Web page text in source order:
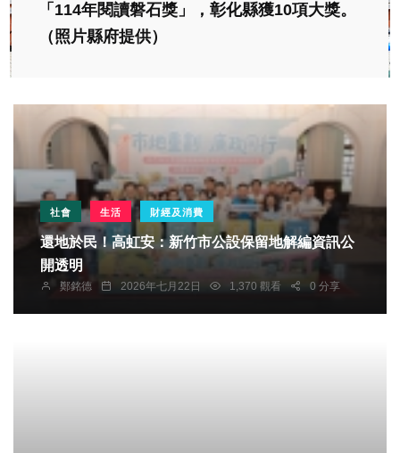
「114年閱讀磐石獎」，彰化縣獲10項大獎。
（照片縣府提供）
社會 生活 財經及消費
還地於民！高虹安：新竹市公設保留地解編資訊公
開透明
鄭銘德 2026年七月22日 1,370 觀看 0 分享